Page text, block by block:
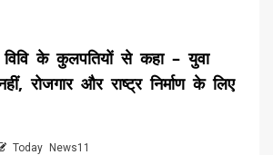
विवि के कुलपतियों से कहा – युवा
रोजगार और राष्ट्र निर्माण के लिए
Today News11